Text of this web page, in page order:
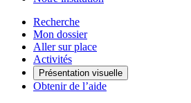
Recherche
Mon dossier
Aller sur place
Activités
Présentation visuelle
Obtenir de l’aide